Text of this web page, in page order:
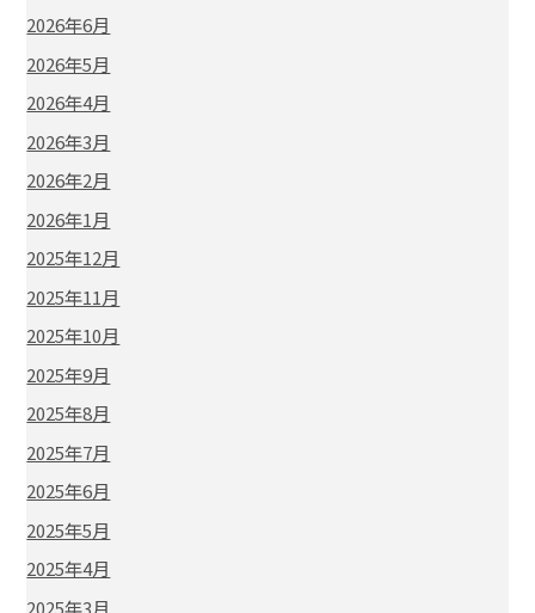
2026年6月
2026年5月
2026年4月
2026年3月
2026年2月
2026年1月
2025年12月
2025年11月
2025年10月
2025年9月
2025年8月
2025年7月
2025年6月
2025年5月
2025年4月
2025年3月